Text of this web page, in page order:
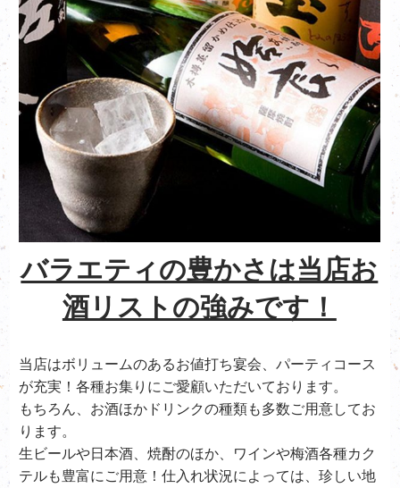
バラエティの豊かさは当店お
酒リストの強みです！
当店はボリュームのあるお値打ち宴会、パーティコース
が充実！各種お集りにご愛顧いただいております。
もちろん、お酒ほかドリンクの種類も多数ご用意してお
ります。
生ビールや日本酒、焼酎のほか、ワインや梅酒各種カク
テルも豊富にご用意！仕入れ状況によっては、珍しい地